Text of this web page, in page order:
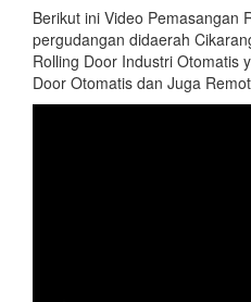
Berikut ini Video Pemasangan
pergudangan didaerah
Rolling Door Industri Otomatis
Door Otomatis dan Juga